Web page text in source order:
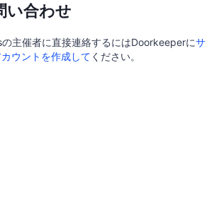
い合わせ
主催者に直接連絡するにはDoorkeeperにサ
カウントを作成して ください。